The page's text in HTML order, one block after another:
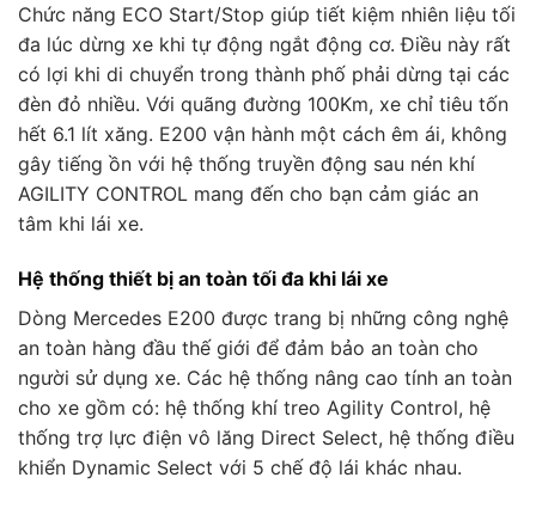
Chức năng ECO Start/Stop giúp tiết kiệm nhiên liệu tối
đa lúc dừng xe khi tự động ngắt động cơ. Điều này rất
có lợi khi di chuyển trong thành phố phải dừng tại các
đèn đỏ nhiều. Với quãng đường 100Km, xe chỉ tiêu tốn
hết 6.1 lít xăng. E200 vận hành một cách êm ái, không
gây tiếng ồn với hệ thống truyền động sau nén khí
AGILITY CONTROL mang đến cho bạn cảm giác an
tâm khi lái xe.
Hệ thống thiết bị an toàn tối đa khi lái xe
Dòng Mercedes E200 được trang bị những công nghệ
an toàn hàng đầu thế giới để đảm bảo an toàn cho
người sử dụng xe. Các hệ thống nâng cao tính an toàn
cho xe gồm có: hệ thống khí treo Agility Control, hệ
thống trợ lực điện vô lăng Direct Select, hệ thống điều
khiển Dynamic Select với 5 chế độ lái khác nhau.